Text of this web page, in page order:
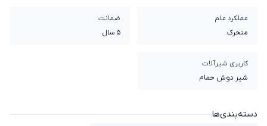
عملکرد علم
متحرک
ضمانت
5 سال
کاربری شیرآلات
شیر دوش حمام
دسته‌بندی‌ها